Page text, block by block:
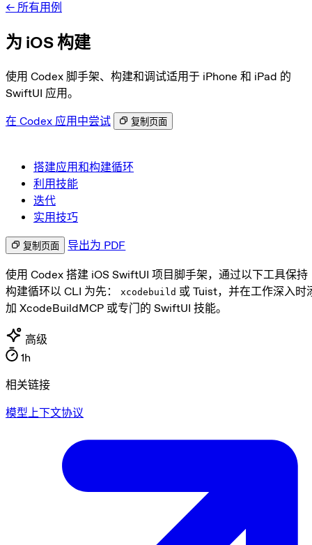
← 所有用例
为 iOS 构建
使用 Codex 脚手架、构建和调试适用于 iPhone 和 iPad 的
SwiftUI 应用。
在 Codex 应用中尝试 复制页面
搭建应用和构建循环
利用技能
迭代
实用技巧
复制页面 导出为 PDF
使用 Codex 搭建 iOS SwiftUI 项目脚手架，通过以下工具保持
构建循环以 CLI 为先：
xcodebuild 或 Tuist，并在工作深入时
加 XcodeBuildMCP 或专门的 SwiftUI 技能。
高级
1h
相关链接
模型上下文协议